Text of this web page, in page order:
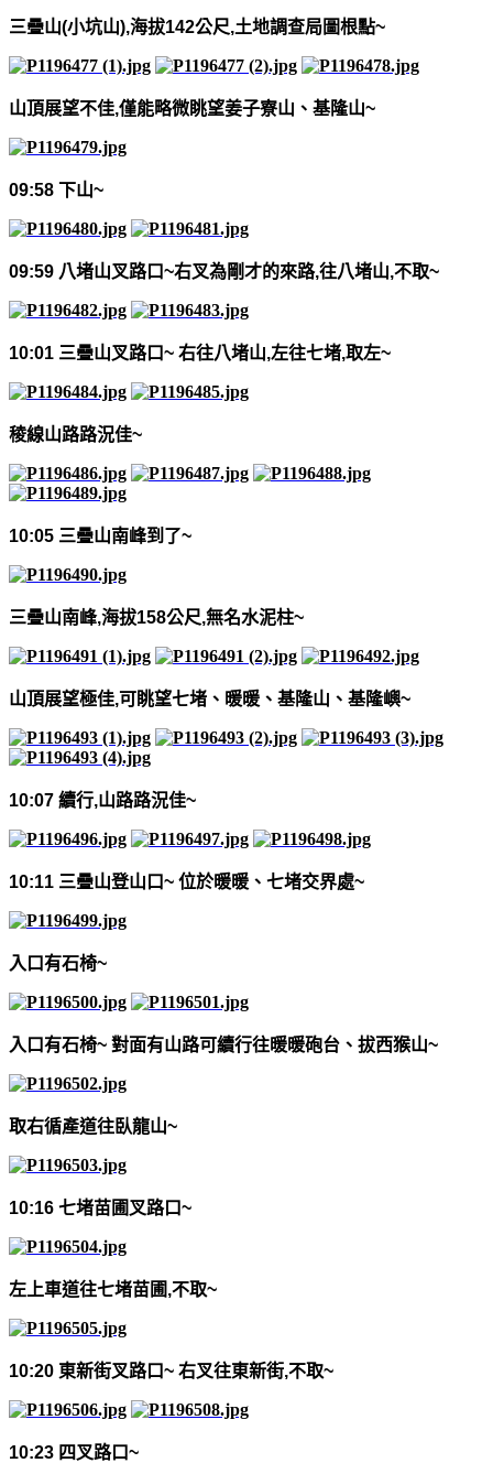
三疊山(小坑山),海拔142公尺,土地調查局圖根點~
山頂展望不佳,僅能略微眺望姜子寮山、基隆山~
09:58 下山~
09:59 八堵山叉路口~右叉為剛才的來路,往八堵山,不取~
10:01 三疊山叉路口~ 右往八堵山,左往七堵,取左~
稜線山路路況佳~
10:05 三疊山南峰到了~
三疊山南峰,海拔158公尺,無名水泥柱~
山頂展望極佳,可眺望七堵、暖暖、基隆山、基隆嶼~
10:07 續行,山路路況佳~
10:11 三疊山登山口~ 位於暖暖、七堵交界處~
入口有石椅~
入口有石椅~ 對面有山路可續行往暖暖砲台、拔西猴山~
取右循產道往臥龍山~
10:16 七堵苗圃叉路口~
左上車道往七堵苗圃,不取~
10:20 東新街叉路口~ 右叉往東新街,不取~
10:23 四叉路口~